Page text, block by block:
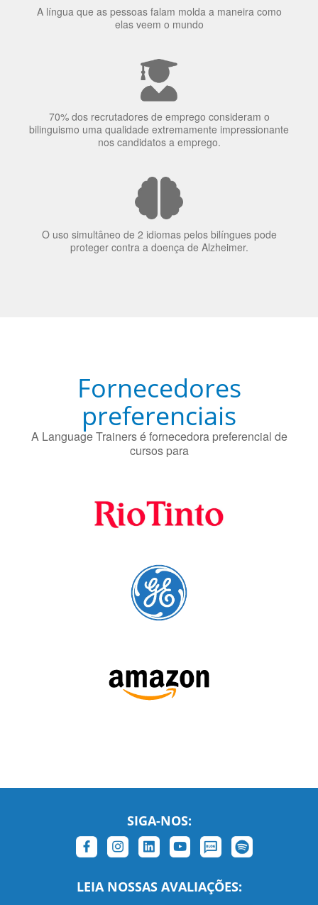
A língua que as pessoas falam molda a maneira como
elas veem o mundo
70% dos recrutadores de emprego consideram o
bilinguismo uma qualidade extremamente impressionante
nos candidatos a emprego.
O uso simultâneo de 2 idiomas pelos bilíngues pode
proteger contra a doença de Alzheimer.
Fornecedores
preferenciais
A Language Trainers é fornecedora preferencial de
cursos para
SIGA-NOS:
LEIA NOSSAS AVALIAÇÕES: